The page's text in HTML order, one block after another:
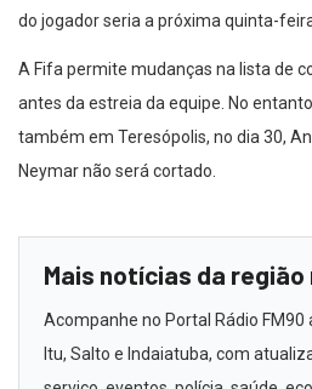
do jogador seria a próxima quinta-
A Fifa permite mudanças na lista de
antes da estreia da equipe. No
também em Teresópolis, no dia 30,
Neymar não será cortado.
Mais notícias da região
Acompanhe no Portal Rádio FM90
Itu, Salto e Indaiatuba, com